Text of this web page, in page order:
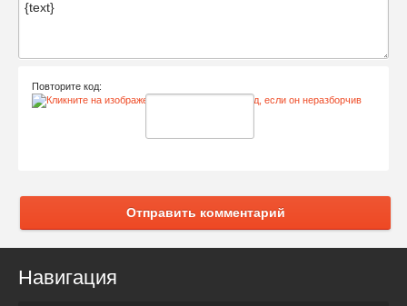
Повторите код:
Отправить комментарий
Навигация